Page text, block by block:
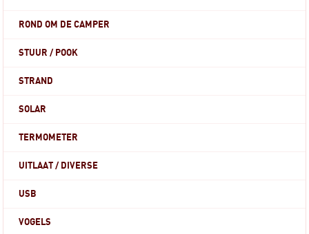
ROND OM DE CAMPER
STUUR / POOK
STRAND
SOLAR
TERMOMETER
UITLAAT / DIVERSE
USB
VOGELS